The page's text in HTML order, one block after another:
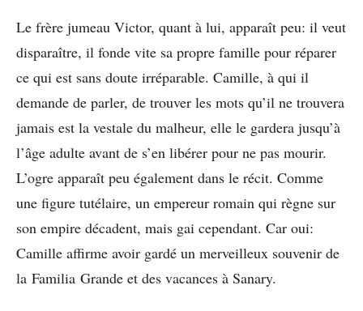
Le frère jumeau Victor, quant à lui, apparaît peu: il veut
disparaître, il fonde vite sa propre famille pour réparer
ce qui est sans doute irréparable. Camille, à qui il
demande de parler, de trouver les mots qu’il ne trouvera
jamais est la vestale du malheur, elle le gardera jusqu’à
l’âge adulte avant de s’en libérer pour ne pas mourir.
L’ogre apparaît peu également dans le récit. Comme
une figure tutélaire, un empereur romain qui règne sur
son empire décadent, mais gai cependant. Car oui:
Camille affirme avoir gardé un merveilleux souvenir de
la Familia Grande et des vacances à Sanary.